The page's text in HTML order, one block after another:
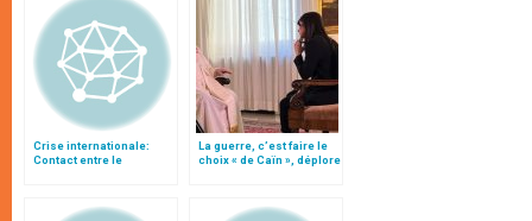
Crise internationale:
Contact entre le
La guerre, c’est faire le
choix « de Caïn », déplore